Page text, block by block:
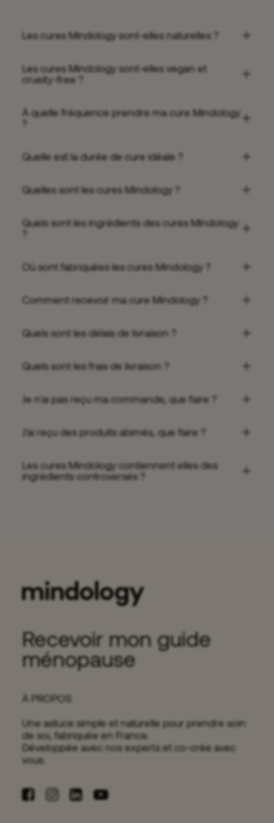
Les cures Mindology sont-elles naturelles ?
Les cures Mindology sont-elles vegan et
cruelty-free ?
À quelle fréquence prendre ma cure Mindology
Quelle est la durée de cure idéale ?
Quelles sont les cures Mindology ?
Quels sont les ingrédients des cures Mindology
Où sont fabriquées les cures Mindology ?
Comment recevoir ma cure Mindology ?
Quels sont les délais de livraison ?
Quels sont les frais de livraison ?
Je n'ai pas reçu ma commande, que faire ?
J'ai reçu des produits abimés, que faire ?
Les cures Mindology contiennent elles des
ingrédients controversés ?
Recevoir mon guide
ménopause
À PROPOS
Une astuce simple et naturelle pour prendre soin
de soi, fabriquée en France.
Développée avec nos experts et co-crée avec
vous.